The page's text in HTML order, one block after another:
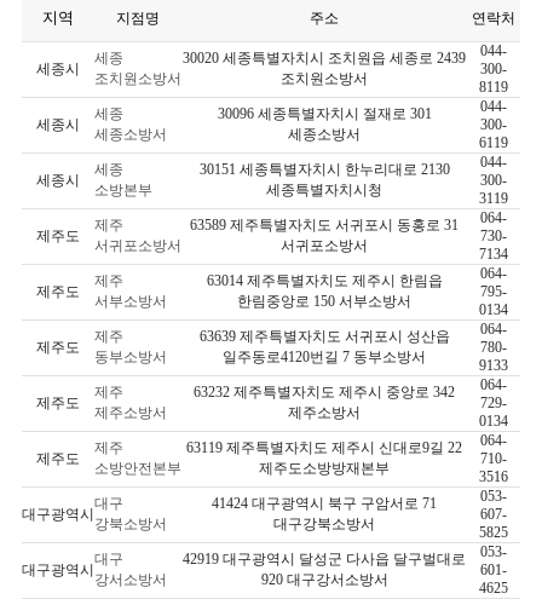
지역 지점명 주소 연락처
세종시
세종
조치원소방서
30020 세종특별자치시 조치원읍 세종로 2439
조치원소방서
044-
300-
8119
세종시
세종
세종소방서
30096 세종특별자치시 절재로 301
세종소방서
044-
300-
6119
세종시
세종
소방본부
30151 세종특별자치시 한누리대로 2130
세종특별자치시청
044-
300-
3119
제주도
제주
서귀포소방서
63589 제주특별자치도 서귀포시 동홍로 31
서귀포소방서
064-
730-
7134
제주도
제주
서부소방서
63014 제주특별자치도 제주시 한림읍
한림중앙로 150 서부소방서
064-
795-
0134
제주도
제주
동부소방서
63639 제주특별자치도 서귀포시 성산읍
일주동로4120번길 7 동부소방서
064-
780-
9133
제주도
제주
제주소방서
63232 제주특별자치도 제주시 중앙로 342
제주소방서
064-
729-
0134
제주도
제주
소방안전본부
63119 제주특별자치도 제주시 신대로9길 22
제주도소방방재본부
064-
710-
3516
대구광역시
대구
강북소방서
41424 대구광역시 북구 구암서로 71
대구강북소방서
053-
607-
5825
대구광역시
대구
강서소방서
42919 대구광역시 달성군 다사읍 달구벌대로
920 대구강서소방서
053-
601-
4625